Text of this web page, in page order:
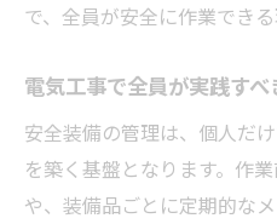
で、全員が安全に作業でき
電気工事で全員が実践す
安全装備の管理は、個人だ
を築く基盤となります。作
や、装備品ごとに定期的な